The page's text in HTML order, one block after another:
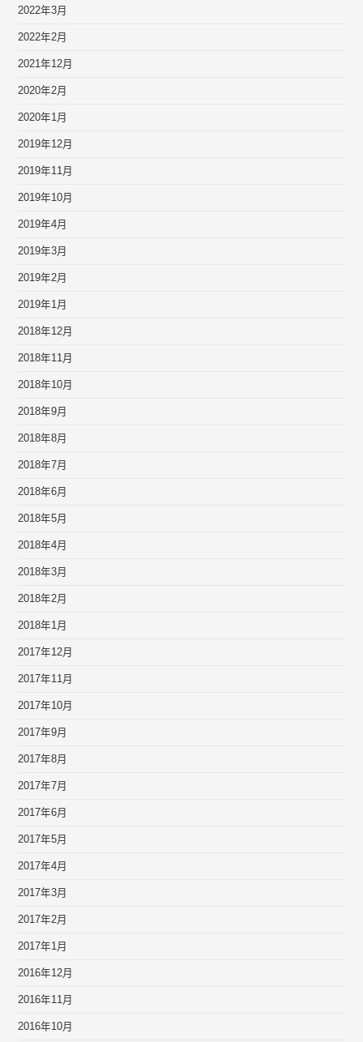
2022年3月
2022年2月
2021年12月
2020年2月
2020年1月
2019年12月
2019年11月
2019年10月
2019年4月
2019年3月
2019年2月
2019年1月
2018年12月
2018年11月
2018年10月
2018年9月
2018年8月
2018年7月
2018年6月
2018年5月
2018年4月
2018年3月
2018年2月
2018年1月
2017年12月
2017年11月
2017年10月
2017年9月
2017年8月
2017年7月
2017年6月
2017年5月
2017年4月
2017年3月
2017年2月
2017年1月
2016年12月
2016年11月
2016年10月